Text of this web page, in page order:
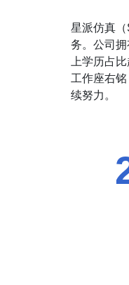
星派仿真
务。公司
上学历占
工作座右
续努力。